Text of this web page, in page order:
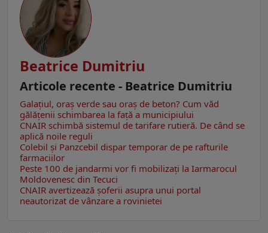
Beatrice Dumitriu
Articole recente - Beatrice Dumitriu
Galațiul, oraș verde sau oraș de beton? Cum văd
gălățenii schimbarea la față a municipiului
CNAIR schimbă sistemul de tarifare rutieră. De când se
aplică noile reguli
Colebil și Panzcebil dispar temporar de pe rafturile
farmaciilor
Peste 100 de jandarmi vor fi mobilizați la Iarmarocul
Moldovenesc din Tecuci
CNAIR avertizează șoferii asupra unui portal
neautorizat de vânzare a rovinietei